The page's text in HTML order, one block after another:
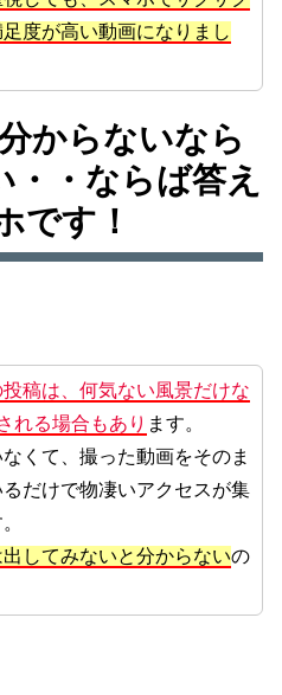
度が高い動画になりまし
からないなら
・ならば答え
です！
稿は、何気ない風景だけな
れる場合もあり ます。
くて、撮った動画をそのま
だけで物凄いアクセスが集
してみないと分からないの